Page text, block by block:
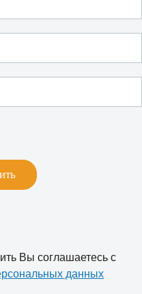
Вы соглашаетесь с
данных